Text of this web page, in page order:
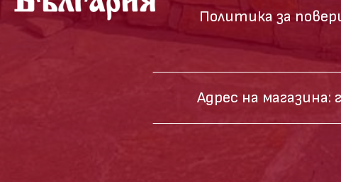
Политика за
Адрес на магазина: